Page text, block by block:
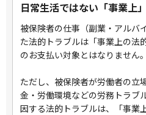
日常生活ではない「事業上
被保険者の仕事（副業・アルバ
た法的トラブルは「事業上の法
のお支払い対象とはなりません。
ただし、被保険者が労働者の立
金・労働環境などの労務トラブ
因する法的トラブルは、「事業